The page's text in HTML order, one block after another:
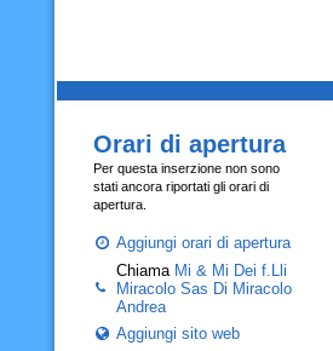
Orari di apertura
Per questa inserzione non sono
stati ancora riportati gli orari di
apertura.
Aggiungi orari di apertura
Chiama Mi & Mi Dei f.Lli
Miracolo Sas Di Miracolo
Andrea
Aggiungi sito web